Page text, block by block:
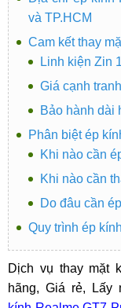
và TP.HCM
Cam kết thay
Linh kiện Zin
Giá cạnh
Bảo hành dài
Phân biệt ép
Khi nào cần
Khi nào cần
Do đâu cần
Quy trình ép
Dịch vụ thay mặt
hãng, Giá rẻ, Lấy